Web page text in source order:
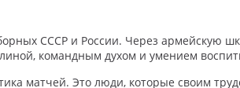
СССР и России. Через армейскую
командным духом и умением
матчей. Это люди, которые своим